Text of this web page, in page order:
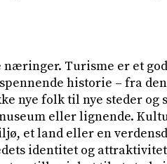
næringer. Turisme er et
historie – fra
nye folk til nye steder og
eller lignende.
et land eller en
identitet og